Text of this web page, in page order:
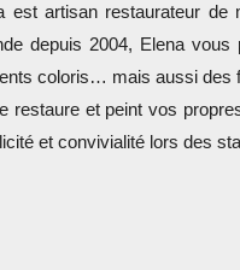
est artisan restaurateur
depuis 2004, Elena
coloris… mais aussi des
restaure et peint vos
et convivialité lors des